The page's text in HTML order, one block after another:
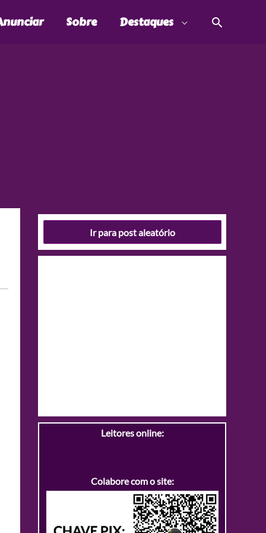
Sobre Destaques
Ir para post aleatório
Leitores online:
Colabore com o site: